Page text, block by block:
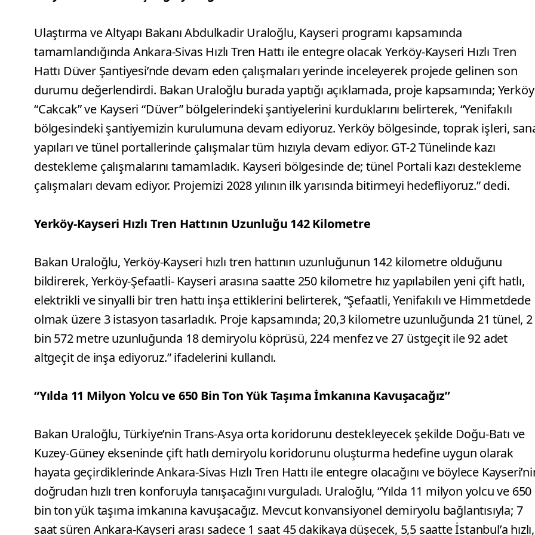
Ulaştırma ve Altyapı Bakanı Abdulkadir Uraloğlu, Kayseri programı kapsamında
tamamlandığında Ankara-Sivas Hızlı Tren Hattı ile entegre olacak Yerköy-Kayseri Hızlı Tren
Hattı Düver Şantiyesi’nde devam eden çalışmaları yerinde inceleyerek projede gelinen son
durumu değerlendirdi. Bakan Uraloğlu burada yaptığı açıklamada, proje kapsamında; Yerköy
“Cakcak” ve Kayseri “Düver” bölgelerindeki şantiyelerini kurduklarını belirterek, “Yenifakılı
bölgesindeki şantiyemizin kurulumuna devam ediyoruz. Yerköy bölgesinde, toprak işleri,
yapıları ve tünel portallerinde çalışmalar tüm hızıyla devam ediyor. GT-2 Tünelinde kazı
destekleme çalışmalarını tamamladık. Kayseri bölgesinde de; tünel Portali kazı destekleme
çalışmaları devam ediyor. Projemizi 2028 yılının ilk yarısında bitirmeyi hedefliyoruz.” dedi.
Yerköy-Kayseri Hızlı Tren Hattının Uzunluğu 142 Kilometre
Bakan Uraloğlu, Yerköy-Kayseri hızlı tren hattının uzunluğunun 142 kilometre olduğunu
bildirerek, Yerköy-Şefaatli- Kayseri arasına saatte 250 kilometre hız yapılabilen yeni çift hatlı,
elektrikli ve sinyalli bir tren hattı inşa ettiklerini belirterek, “Şefaatli, Yenifakılı ve Himmetdede
olmak üzere 3 istasyon tasarladık. Proje kapsamında; 20,3 kilometre uzunluğunda 21 tünel, 2
bin 572 metre uzunluğunda 18 demiryolu köprüsü, 224 menfez ve 27 üstgeçit ile 92 adet
altgeçit de inşa ediyoruz.” ifadelerini kullandı.
“Yılda 11 Milyon Yolcu ve 650 Bin Ton Yük Taşıma İmkanına Kavuşacağız”
Bakan Uraloğlu, Türkiye’nin Trans-Asya orta koridorunu destekleyecek şekilde Doğu-Batı ve
Kuzey-Güney ekseninde çift hatlı demiryolu koridorunu oluşturma hedefine uygun olarak
hayata geçirdiklerinde Ankara-Sivas Hızlı Tren Hattı ile entegre olacağını ve böylece
doğrudan hızlı tren konforuyla tanışacağını vurguladı. Uraloğlu, “Yılda 11 milyon yolcu ve 650
bin ton yük taşıma imkanına kavuşacağız. Mevcut konvansiyonel demiryolu bağlantısıyla; 7
saat süren Ankara-Kayseri arası sadece 1 saat 45 dakikaya düşecek, 5,5 saatte İstanbul’a hızlı,